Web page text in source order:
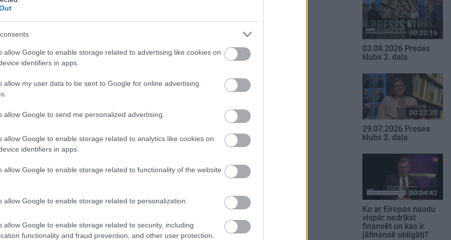
allow Google to enable storage related to advertising like cookies on
identifiers in apps.
allow my user data to be sent to Google for online advertising
allow Google to send me personalized advertising.
allow Google to enable storage related to analytics like cookies on
identifiers in apps.
allow Google to enable storage related to functionality of the website
allow Google to enable storage related to personalization.
allow Google to enable storage related to security, including
functionality and fraud prevention, and other user protection.
00:22:16
03.08.2026 Preses
klubs 2. daļa
00:22:20
29.07.2026 Preses
klubs 2. daļa
00:04:42
Ko ar Eiropas naudu
vispār nedrīkst
finansēt un kas ir
jāfinansē obligāti?